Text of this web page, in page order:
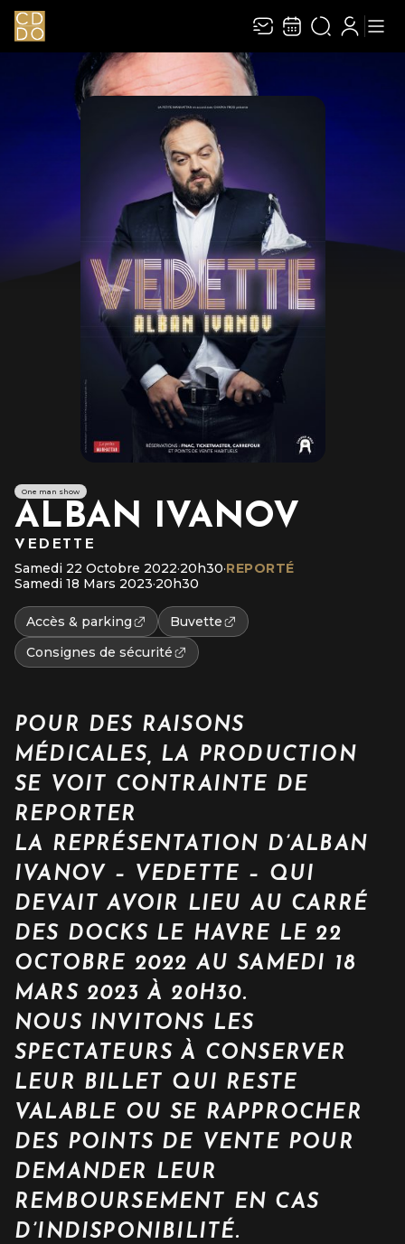
Recevez toute l’actualité en vous abonnant à
notre newsletter :
ENVOYER
Rivaj Group traite votre adresse électronique pour la gestion de votre abonnement à
Le Carré des Docks / Docks Océane
. Vous pouvez retirer votre
consentement à tout moment. Pour en savoir plus, consultez notre
protection des données .
One man show
ALBAN IVANOV
VEDETTE
Samedi 22 Octobre 2022·20h30·REPORTÉ
Samedi 18 Mars 2023·20h30
Accès & parking
Buvette
Consignes de sécurité
POUR DES RAISONS
MÉDICALES, LA PRODUCTION
SE VOIT CONTRAINTE DE
REPORTER
LA REPRÉSENTATION D’ALBAN
IVANOV – VEDETTE – QUI
DEVAIT AVOIR LIEU AU CARRÉ
DES DOCKS LE HAVRE LE 22
OCTOBRE 2022 AU SAMEDI 18
MARS 2023 À 20H30.
NOUS INVITONS LES
SPECTATEURS À CONSERVER
LEUR BILLET QUI RESTE
VALABLE OU SE RAPPROCHER
DES POINTS DE VENTE POUR
DEMANDER LEUR
REMBOURSEMENT EN CAS
D’INDISPONIBILITÉ.